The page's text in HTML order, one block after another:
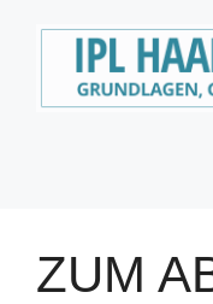
ZUM